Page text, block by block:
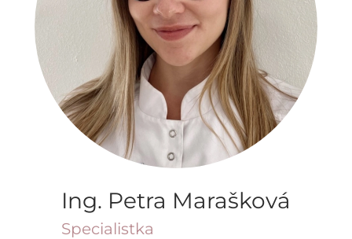
Ing. Petra Marašková
Specialistka